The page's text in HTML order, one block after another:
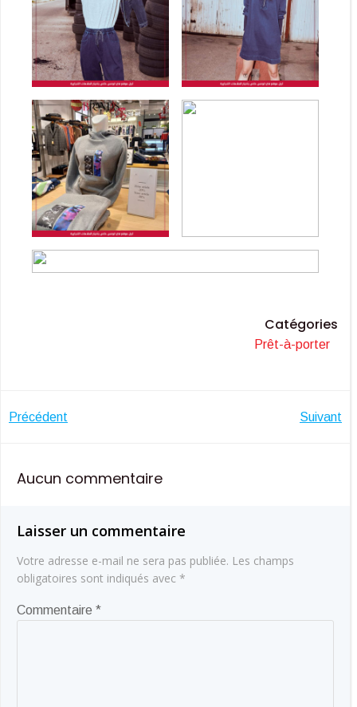
Catégories
Prêt-à-porter
Navigation
de
Précédent Suivant
Aucun commentaire
Laisser un commentaire
Votre adresse e-mail ne sera pas publiée. Les champs
obligatoires sont indiqués avec *
Commentaire *